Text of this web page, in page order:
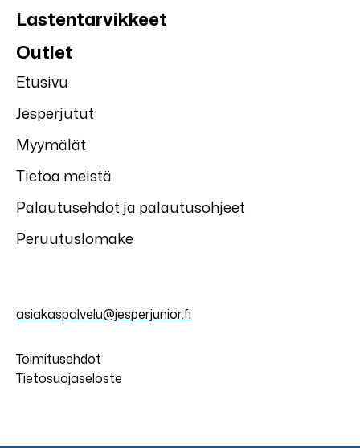
Lastentarvikkeet
Outlet
Etusivu
Jesperjutut
Myymälät
Tietoa meistä
Palautusehdot ja palautusohjeet
Peruutuslomake
asiakaspalvelu@jesperjunior.fi
Toimitusehdot
Tietosuojaseloste